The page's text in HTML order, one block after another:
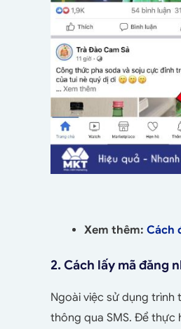
Xem thêm: Cách
2. Cách lấy mã đăng
Ngoài việc sử dụng trình
thông qua SMS. Để thực